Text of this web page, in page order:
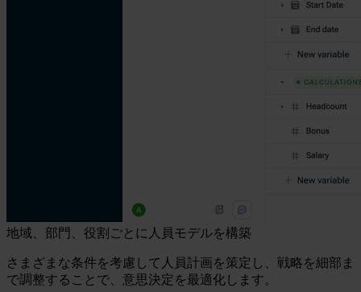
地域、部門、役割ごとに人員モデルを構築
さまざまな条件を考慮して人員計画を策定し、戦略を細部ま
で調整することで、意思決定を最適化します。